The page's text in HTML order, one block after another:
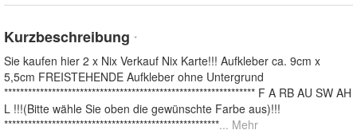
Kurzbeschreibung *
Sie kaufen hier 2 x Nix Verkauf Nix Karte!!! Aufkleber ca. 9cm x
5,5cm FREISTEHENDE Aufkleber ohne Untergrund
*************************************************************** F A RB AU SW AH
L !!!(Bitte wähle Sie oben die gewünschte Farbe aus)!!!
******************************************************... Mehr